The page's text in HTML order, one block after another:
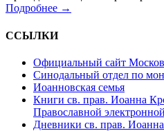
Подробнее →
ССЫЛКИ
Официальный сайт
Синодальный отдел по
Иоанновская семья
Книги св. прав. Иоанна
Православной
Дневники св. прав.